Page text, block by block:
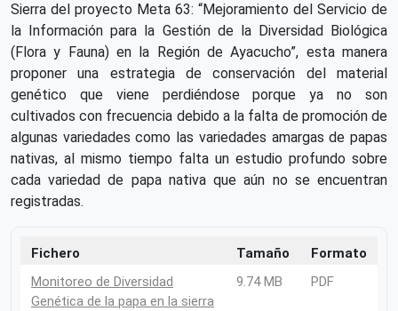
Sierra del proyecto Meta 63: “Mejoramiento del Servicio de
la Información para la Gestión de la Diversidad Biológica
(Flora y Fauna) en la Región de Ayacucho”, esta manera
proponer una estrategia de conservación del material
genético que viene perdiéndose porque ya no son
cultivados con frecuencia debido a la falta de promoción de
algunas variedades como las variedades amargas de papas
nativas, al mismo tiempo falta un estudio profundo sobre
cada variedad de papa nativa que aún no se encuentran
registradas.
Fichero Tamaño
Formato
Monitoreo de Diversidad
Genética de la papa en la sierra
9.74 MB PDF